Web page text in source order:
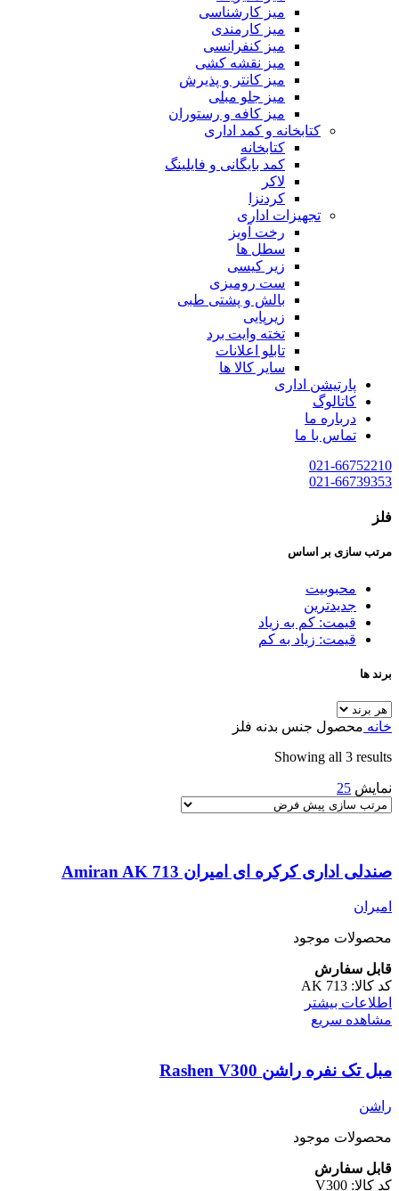
میز کارشناسی
میز کارمندی
میز کنفرانسی
میز نقشه کشی
میز کانتر و پذیرش
میز جلو مبلی
میز کافه و رستوران
کتابخانه و کمد اداری
کتابخانه
کمد بایگانی و فایلینگ
لاکر
کردنزا
تجهیزات اداری
رخت آویز
سطل ها
زیر کیسی
ست رومیزی
بالش و پشتی طبی
زیرپایی
تخته وایت برد
تابلو اعلانات
سایر کالا ها
پارتیشن اداری
کاتالوگ
درباره ما
تماس با ما
021-66752210
021-66739353
فلز
مرتب سازی بر اساس
محبوبیت
جدیدترین
قیمت: کم به زیاد
قیمت: زیاد به کم
برند ها
خانه محصول جنس بدنه فلز
Showing all 3 results
نمایش 25
صندلی اداری کرکره ای امیران Amiran AK 713
امیران
محصولات موجود
قابل سفارش
کد کالا: AK 713
اطلاعات بیشتر
مشاهده سریع
مبل تک نفره راشن Rashen V300
راشن
محصولات موجود
قابل سفارش
کد کالا: V300